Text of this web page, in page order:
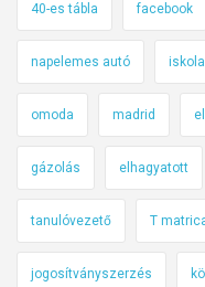
40-es tábla facebook
napelemes autó iskola
omoda madrid
gázolás elhagyatott
tanulóvezető T
jogosítványszerzés